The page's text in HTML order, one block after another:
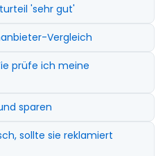
'sehr gut'
Vergleich
prüfe ich meine
sparen
sollte sie reklamiert